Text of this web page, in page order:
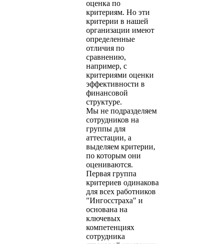
оценка по
критериям. Но эти
критерии в нашей
организации имеют
определенные
отличия по
сравнению,
например, с
критериями оценки
эффективности в
финансовой
структуре.
Мы не подразделяем
сотрудников на
группы для
аттестации, а
выделяем критерии,
по которым они
оцениваются.
Первая группа
критериев одинакова
для всех работников
"Ингосстраха" и
основана на
ключевых
компетенциях
сотрудника